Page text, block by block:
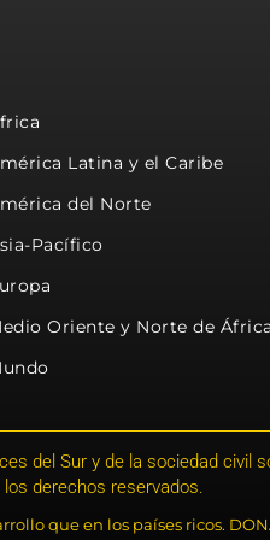
Latina y el Caribe
del Norte
Pacífico
Oriente y Norte de África
del Sur y de la sociedad civil
derechos reservados.
que en los países ricos.